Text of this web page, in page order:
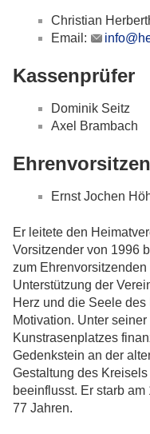
Christian
Email:
Kassenprüfer
Dominik Seitz
Axel Brambach
Ernst Jochen
Er leitete den
Vorsitzender von 1996
zum
Unterstützung der
Herz und die Seele des
Motivation. Unter
Kunstrasenplatzes
Gedenkstein an der
Gestaltung des
beeinflusst. Er starb
77 Jahren.